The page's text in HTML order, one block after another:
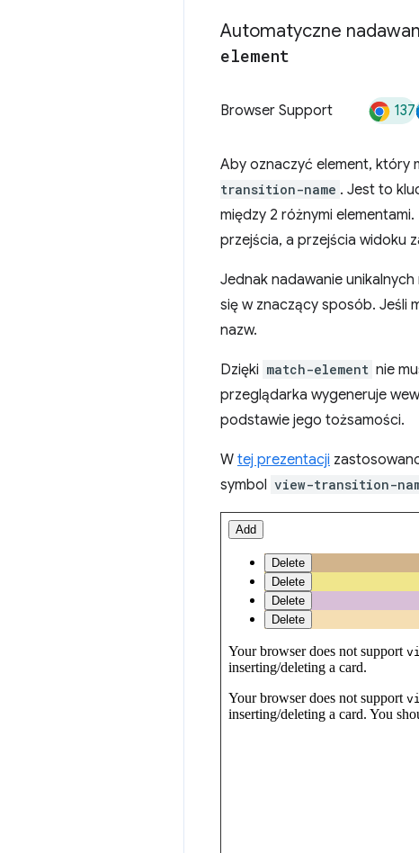
Automatyczne
element
Browser Support 137
Aby oznaczyć element, który
transition-name . Jest to
między 2 różnymi
przejścia, a przejścia widoku
Jednak nadawanie
się w znaczący sposób. Jeśli
nazw.
Dzięki match-element nie
przeglądarka wygeneruje
podstawie jego tożsamości.
W tej prezentacji
symbol view-transition-